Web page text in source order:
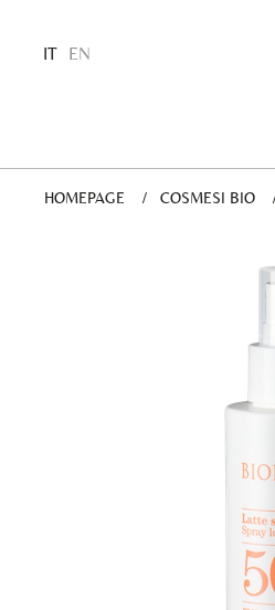
IT EN
HOMEPAGE COSMESI BIO